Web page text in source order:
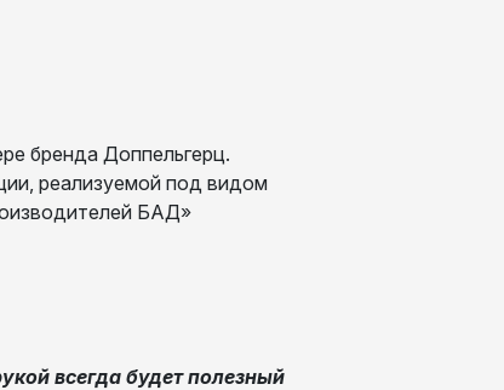
бренда Доппельгерц.
реализуемой под видом
БАД»
всегда будет полезный